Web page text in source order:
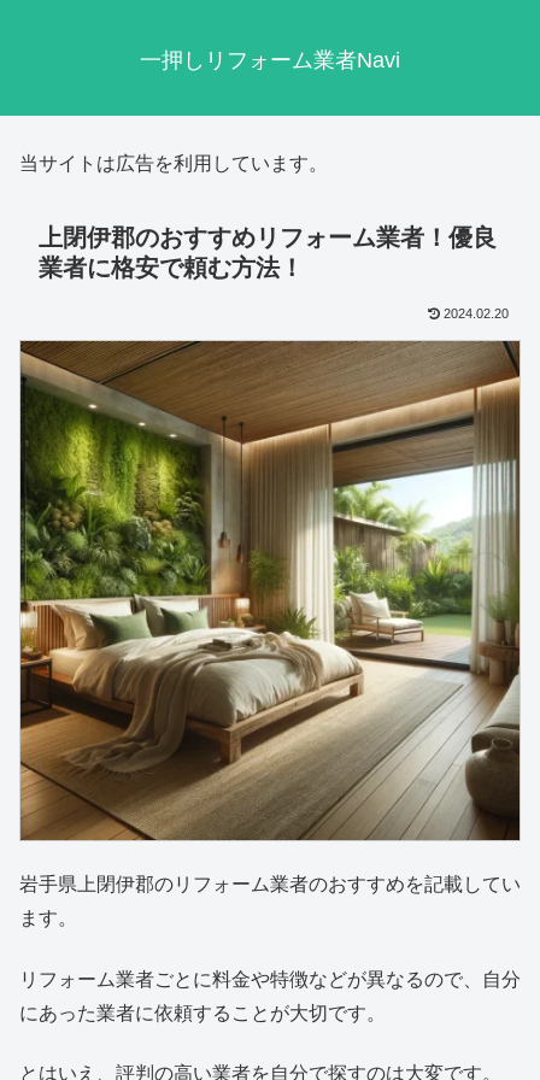
一押しリフォーム業者Navi
当サイトは広告を利用しています。
上閉伊郡のおすすめリフォーム業者！優良
業者に格安で頼む方法！
2024.02.20
岩手県上閉伊郡のリフォーム業者のおすすめを記載してい
ます。
リフォーム業者ごとに料金や特徴などが異なるので、自分
にあった業者に依頼することが大切です。
とはいえ、評判の高い業者を自分で探すのは大変です。